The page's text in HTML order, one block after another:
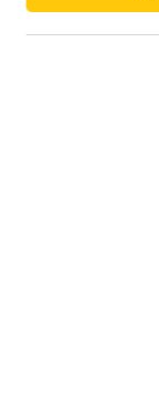
Balandžio
tinklo
renginys,
galimybės